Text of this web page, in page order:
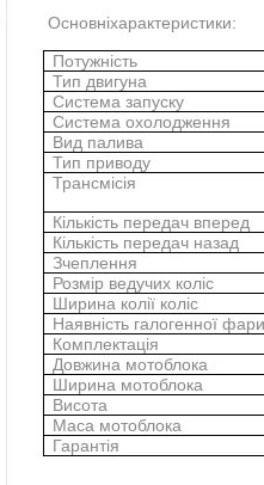
Основніхарактеристики:
Потужність
Тип двигуна
Система запуску
Система охолодження
Вид палива
Тип приводу
Трансмісія
Кількість передач вперед
Кількість передач назад
Зчеплення
Розмір ведучих коліс
Ширина колії коліс
Наявність галогенної фари
Комплектація
Довжина мотоблока
Ширина мотоблока
Висота
Маса мотоблока
Гарантія